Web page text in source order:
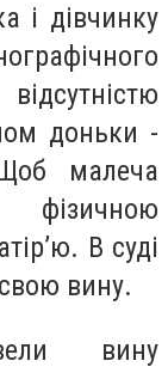
і дівчинку
доньки -
малеча
В суді
вину.
вину